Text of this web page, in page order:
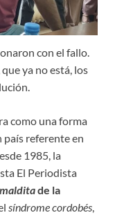
con el fallo.
ya no está, los
como una forma
referente en
1985, la
El Periodista
de la
síndrome cordobés,